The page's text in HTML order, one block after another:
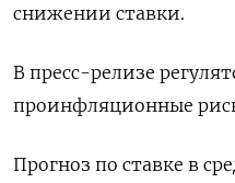
снижении ставки.
В пресс-релизе
проинфляционные
Прогноз по ставке в